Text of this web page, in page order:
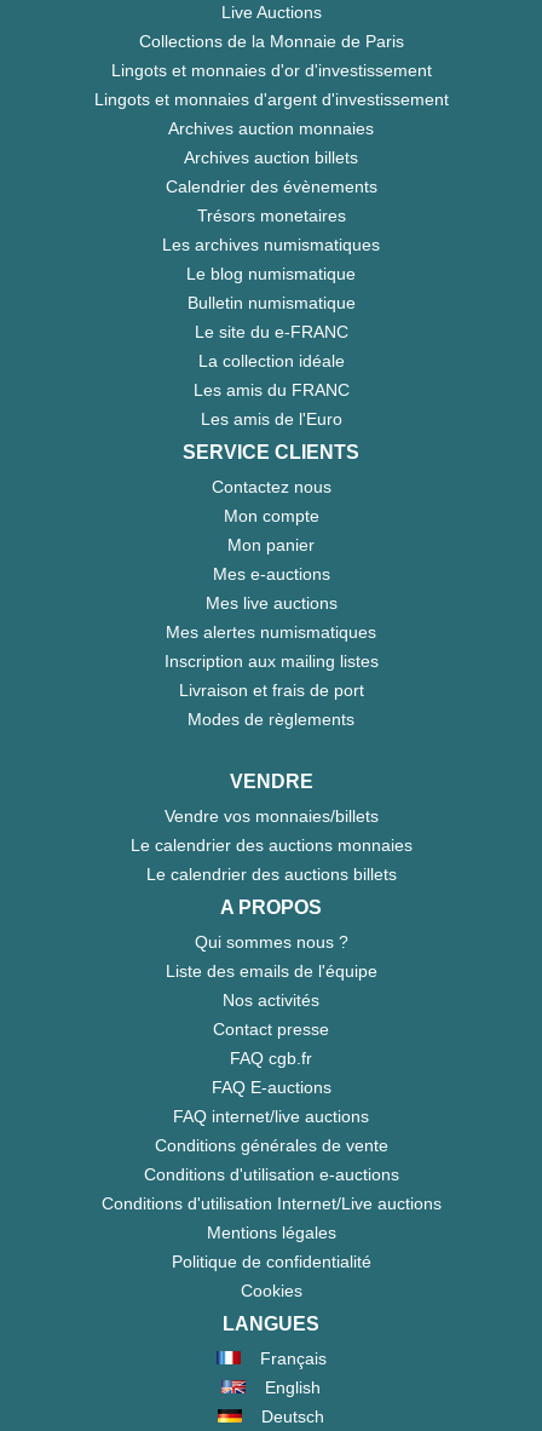
Live Auctions
Collections de la Monnaie de Paris
Lingots et monnaies d'or d'investissement
Lingots et monnaies d'argent d'investissement
Archives auction monnaies
Archives auction billets
Calendrier des évènements
Trésors monetaires
Les archives numismatiques
Le blog numismatique
Bulletin numismatique
Le site du e-FRANC
La collection idéale
Les amis du FRANC
Les amis de l'Euro
SERVICE CLIENTS
Contactez nous
Mon compte
Mon panier
Mes e-auctions
Mes live auctions
Mes alertes numismatiques
Inscription aux mailing listes
Livraison et frais de port
Modes de règlements
VENDRE
Vendre vos monnaies/billets
Le calendrier des auctions monnaies
Le calendrier des auctions billets
A PROPOS
Qui sommes nous ?
Liste des emails de l'équipe
Nos activités
Contact presse
FAQ cgb.fr
FAQ E-auctions
FAQ internet/live auctions
Conditions générales de vente
Conditions d'utilisation e-auctions
Conditions d'utilisation Internet/Live auctions
Mentions légales
Politique de confidentialité
Cookies
LANGUES
Français
English
Deutsch